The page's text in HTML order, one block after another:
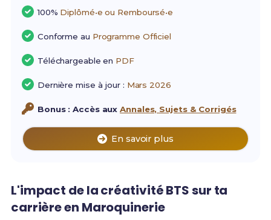
100% Diplômé•e ou Remboursé•e
Conforme au Programme Officiel
Téléchargeable en PDF
Dernière mise à jour : Mars 2026
Bonus : Accès auxAnnales, Sujets & Corrigés
En savoir plus
L'impact de lacréativité BTSsur ta
carrière en Maroquinerie